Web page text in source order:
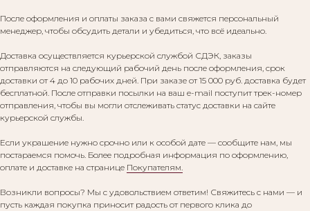
После оформления и оплаты заказа с вами свяжется персональный
менеджер, чтобы обсудить детали и убедиться, что всё идеально.
Доставка осуществляется курьерской службой СДЭК, заказы
отправляются на следующий рабочий день после оформления, срок
доставки от 4 до 10 рабочих дней. При заказе от 15 000 руб. доставка будет
бесплатной. После отправки посылки на ваш e-mail поступит трек-номер
отправления, чтобы вы могли отслеживать статус доставки на сайте
курьерской службы.
Если украшение нужно срочно или к особой дате — сообщите нам, мы
постараемся помочь. Более подробная информация по оформлению,
оплате и доставке на странице Покупателям.
Возникли вопросы? Мы с удовольствием ответим! Свяжитесь с нами — и
пусть каждая покупка приносит радость от первого клика до